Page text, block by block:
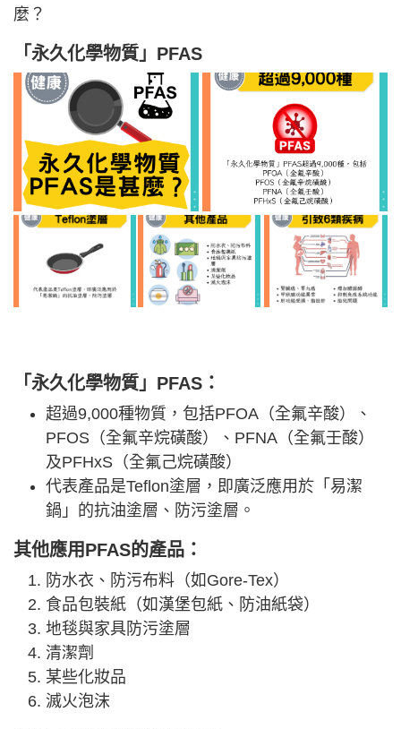
麼？
「永久化學物質」PFAS
「永久化學物質」PFAS：
超過9,000種物質，包括PFOA（全氟辛酸）、
PFOS（全氟辛烷磺酸）、PFNA（全氟壬酸）
及PFHxS（全氟己烷磺酸）
代表產品是Teflon塗層，即廣泛應用於「易潔
鍋」的抗油塗層、防污塗層。
其他應用PFAS的產品 ：
防水衣、防污布料（如Gore-Tex）
食品包裝紙（如漢堡包紙、防油紙袋）
地毯與家具防污塗層
清潔劑
某些化妝品
滅火泡沫